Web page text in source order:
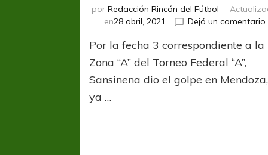
porRedacción Rincón del Fútbol
en28 abril, 2021 Dejá un comentario
Por la fecha 3 correspondiente a la
Zona “A” del Torneo Federal “A”,
Sansinena dio el golpe en Mendoza,
ya …